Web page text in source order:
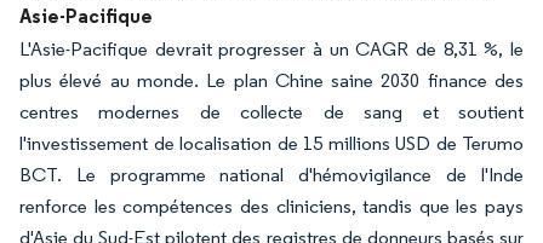
Asie-Pacifique
L'Asie-Pacifique devrait progresser à un CAGR de 8,31 %, le
plus élevé au monde. Le plan Chine saine 2030 finance des
centres modernes de collecte de sang et soutient
l'investissement de localisation de 15 millions USD de Terumo
BCT. Le programme national d'hémovigilance de l'Inde
renforce les compétences des cliniciens, tandis que les pays
d'Asie du Sud-Est pilotent des registres de donneurs basés sur